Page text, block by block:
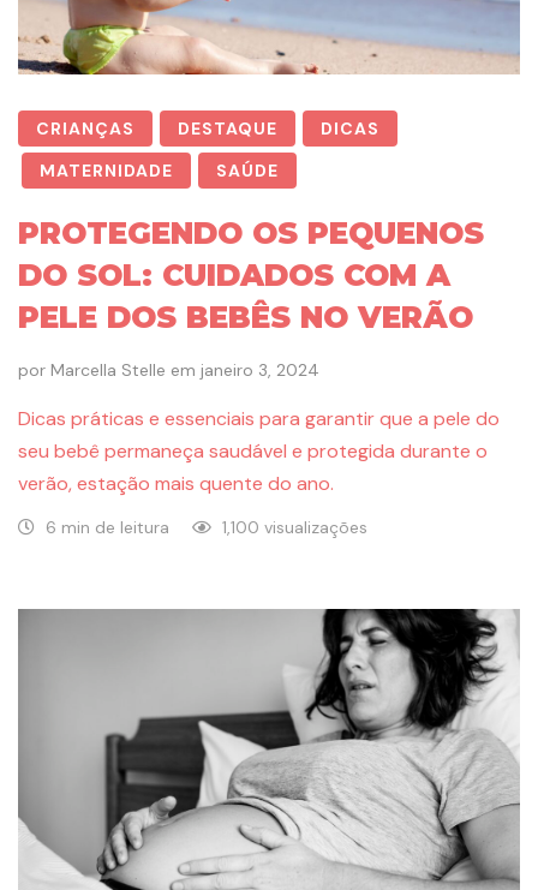
CRIANÇAS DESTAQUE
DICAS
MATERNIDADE
SAÚDE
PROTEGENDO OS PEQUENOS
DO SOL: CUIDADOS COM A
PELE DOS BEBÊS NO VERÃO
por Marcella Stelle em janeiro 3, 2024
Dicas práticas e essenciais para garantir que a pele do
seu bebê permaneça saudável e protegida durante o
verão, estação mais quente do ano.
6 min de leitura 1,100 visualizações